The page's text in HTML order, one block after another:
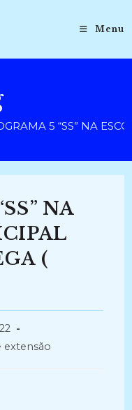
Menu
5 “SS” NA
NA
(
extensão